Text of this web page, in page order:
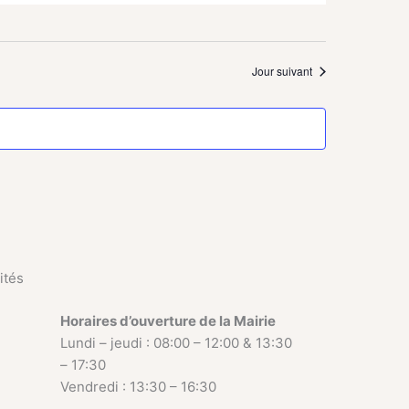
Jour suivant
Horaires d’ouverture de la Mairie
Lundi – jeudi : 08:00 – 12:00 & 13:30
– 17:30
Vendredi : 13:30 – 16:30